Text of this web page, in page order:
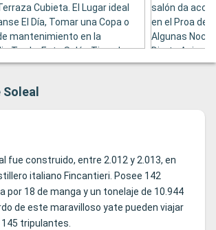
Cubieta. El Lugar ideal
El Día, Tomar una Copa o
mantenimiento en la
Tarde, Este Salón Tiene Lugar
la Noche, Puede Défrutar de
El Salón, directora Tiene
salón da
en el Proa del
Algunas
Direto
Diversificar
fue construido, entre 2.012 y 2.013, en
italiano Fincantieri. Posee 142
por 18 de manga y un tonelaje de 10.944
de este maravilloso yate pueden viajar
tripulantes.